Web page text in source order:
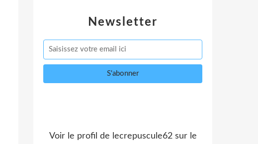
Newsletter
Voir le profil de lecrepuscule62sur le